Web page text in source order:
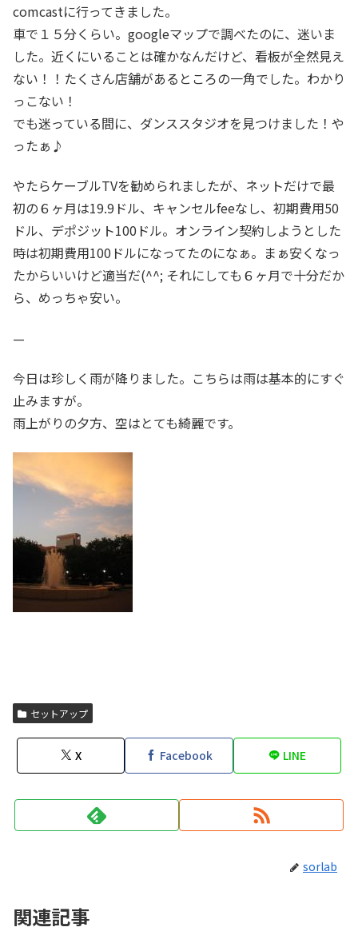
comcastに行ってきました。
車で１５分くらい。googleマップで調べたのに、迷いま
した。近くにいることは確かなんだけど、看板が全然見え
ない！！たくさん店舗があるところの一角でした。わかり
っこない！
でも迷っている間に、ダンススタジオを見つけました！や
ったぁ♪
やたらケーブルTVを勧められましたが、ネットだけで最
初の６ヶ月は19.9ドル、キャンセルfeeなし、初期費用50
ドル、デポジット100ドル。オンライン契約しようとした
時は初期費用100ドルになってたのになぁ。まぁ安くなっ
たからいいけど適当だ(^^; それにしても６ヶ月で十分だか
ら、めっちゃ安い。
—
今日は珍しく雨が降りました。こちらは雨は基本的にすぐ
止みますが。
雨上がりの夕方、空はとても綺麗です。
セットアップ
X Facebook LINE
sorlab
関連記事